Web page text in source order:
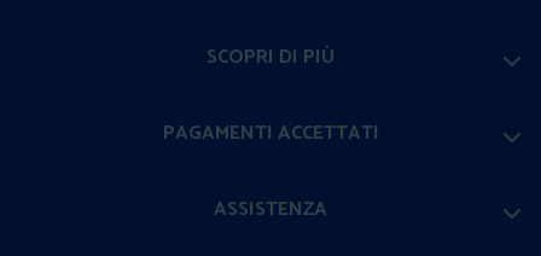
SCOPRI DI PIÙ
PAGAMENTI ACCETTATI
ASSISTENZA